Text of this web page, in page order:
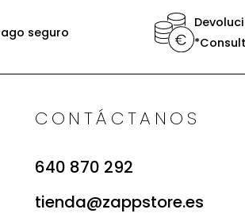
seguro
CONTÁCTANOS
640 870 292
tienda@zappstore.es